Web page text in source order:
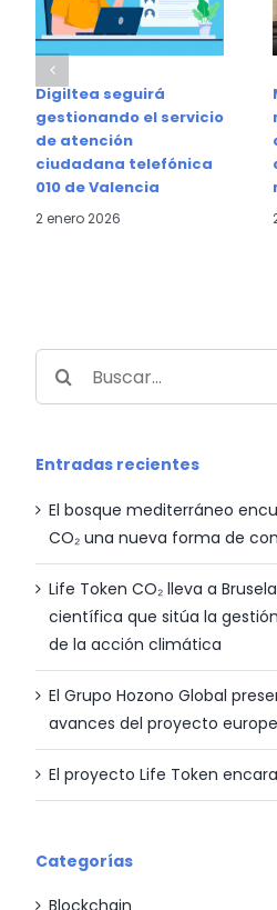
Digiltea seguirá
gestionando el servicio
de atención
ciudadana telefónica
010 de Valencia
2 enero 2026
Entradas recientes
El bosque mediterráneo
CO₂ una nueva forma de
Life Token CO₂ lleva a
científica que sitúa la
de la acción climática
El Grupo Hozono Global
avances del proyecto
El proyecto Life Token
Categorías